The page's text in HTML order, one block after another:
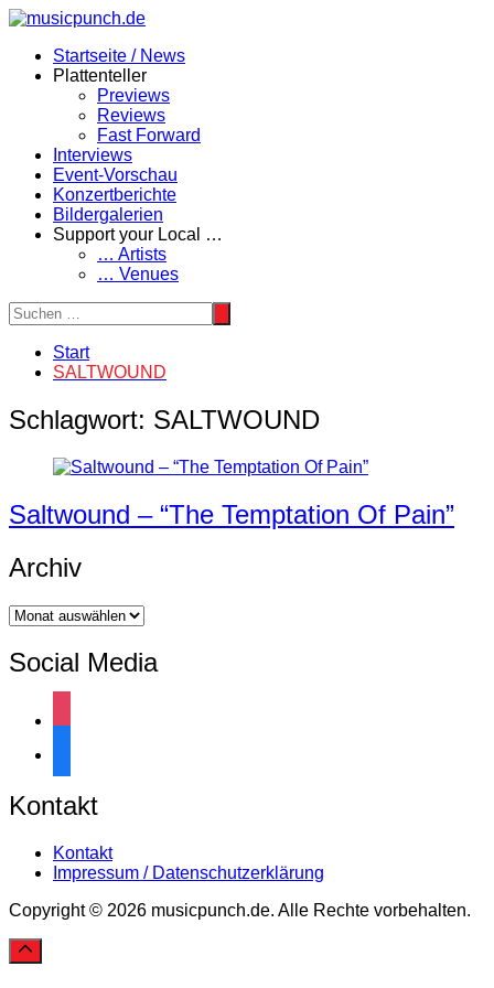
Zum
springenStartseite / News
Plattenteller
Previews
Reviews
Fast Forward
Interviews
Event-Vorschau
Konzertberichte
Bildergalerien
Support your Local …
… Artists
… Venues
Start
SALTWOUND
Schlagwort: SALTWOUND
Saltwound – “The Temptation Of Pain”
Archiv
Archiv
Social Media
Kontakt
Kontakt
Impressum / Datenschutzerklärung
Copyright © 2026 musicpunch.de. Alle Rechte vorbehalten.